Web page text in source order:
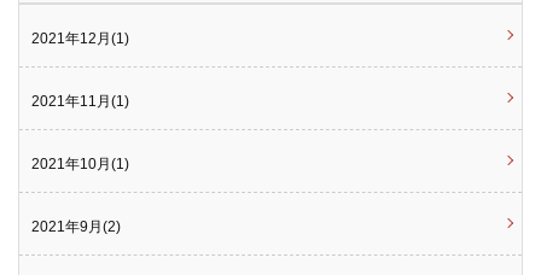
2021年12月(1)
2021年11月(1)
2021年10月(1)
2021年9月(2)